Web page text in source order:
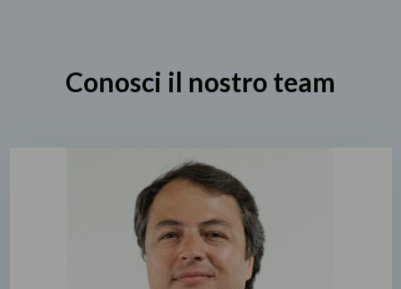
Conosci il nostro team